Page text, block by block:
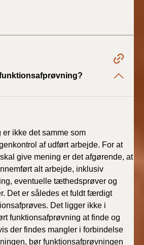
ikke det samme som
af udført arbejde. For at
give mening er det afgørende, at
alt arbejde, inklusiv
eventuelle tæthedsprøver og
Det er således et fuldt færdigt
Det ligger ikke i
funktionsafprøvning at finde og
der findes mangler i forbindelse
bør funktionsafprøvningen